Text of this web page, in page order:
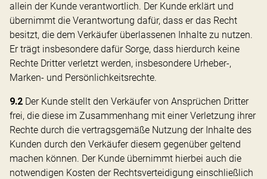
allein der Kunde verantwortlich. Der Kunde erklärt und
übernimmt die Verantwortung dafür, dass er das Recht
besitzt, die dem Verkäufer überlassenen Inhalte zu nutzen.
Er trägt insbesondere dafür Sorge, dass hierdurch keine
Rechte Dritter verletzt werden, insbesondere Urheber-,
Marken- und Persönlichkeitsrechte.
9.2 Der Kunde stellt den Verkäufer von Ansprüchen Dritter
frei, die diese im Zusammenhang mit einer Verletzung ihrer
Rechte durch die vertragsgemäße Nutzung der Inhalte des
Kunden durch den Verkäufer diesem gegenüber geltend
machen können. Der Kunde übernimmt hierbei auch die
notwendigen Kosten der Rechtsverteidigung einschließlich